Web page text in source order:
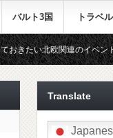
バルト3国 トラベル
イベント！ 北
Translate